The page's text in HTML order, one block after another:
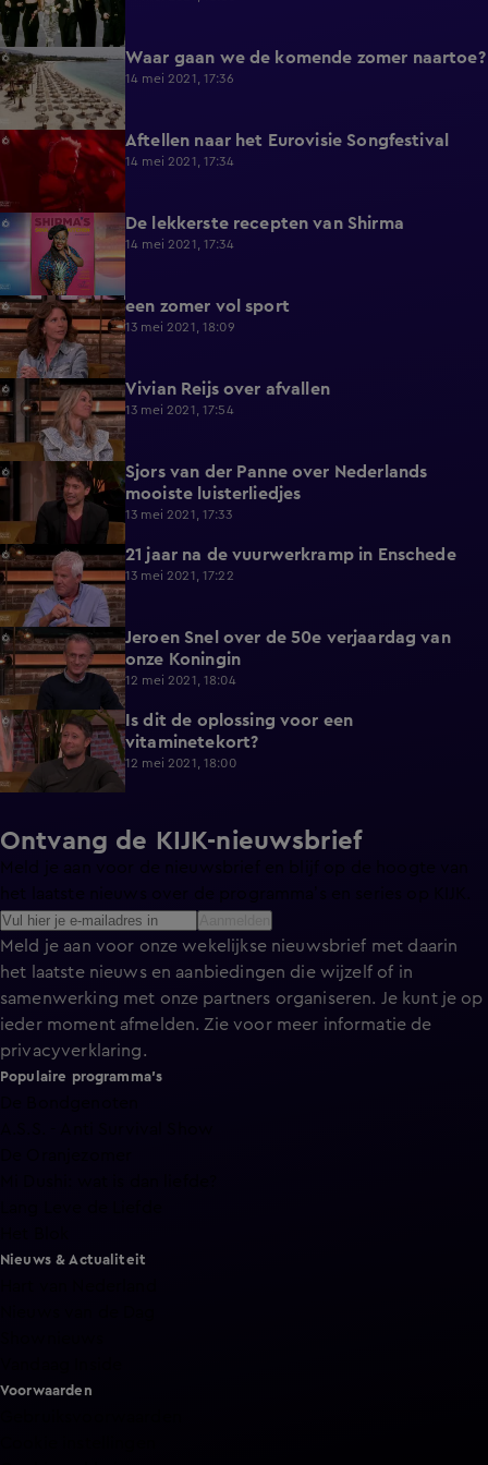
7:46 Waar gaan we de komende zomer naartoe?
14 mei 2021, 17:36
13:06 Aftellen naar het Eurovisie Songfestival
14 mei 2021, 17:34
2:06 De lekkerste recepten van Shirma
14 mei 2021, 17:34
11:58 een zomer vol sport
13 mei 2021, 18:09
6:44 Vivian Reijs over afvallen
13 mei 2021, 17:54
10:02
Sjors van der Panne over Nederlands
mooiste luisterliedjes
13 mei 2021, 17:33
9:38 21 jaar na de vuurwerkramp in Enschede
13 mei 2021, 17:22
7:08
Jeroen Snel over de 50e verjaardag van
onze Koningin
12 mei 2021, 18:04
5:42
Is dit de oplossing voor een
vitaminetekort?
12 mei 2021, 18:00
Ontvang de KIJK-nieuwsbrief
Meld je aan voor de nieuwsbrief en blijf op de hoogte van
het laatste nieuws over de programma’s en series op KIJK.
Meld je aan voor onze wekelijkse nieuwsbrief met daarin
het laatste nieuws en aanbiedingen die wijzelf of in
samenwerking met onze partners organiseren. Je kunt je op
ieder moment afmelden. Zie voor meer informatie de
privacyverklaring.
Populaire programma's
Nieuws & Actualiteit
Voorwaarden